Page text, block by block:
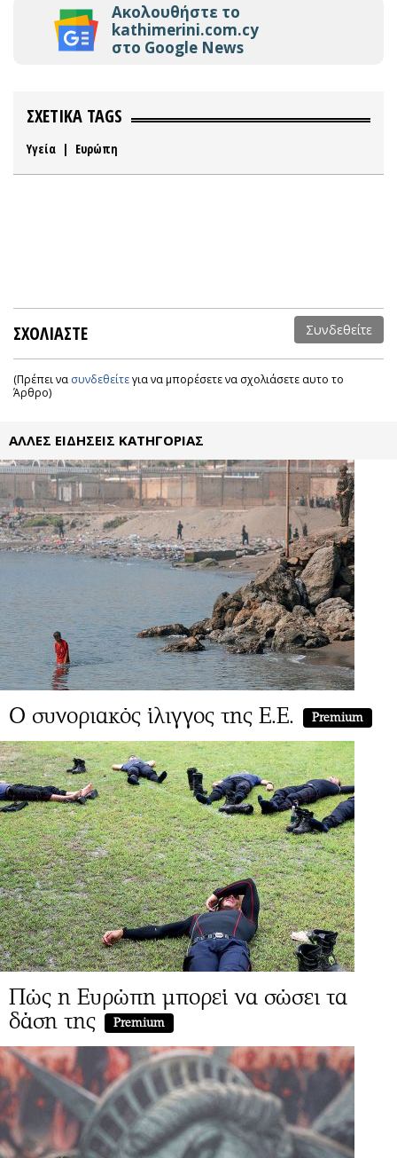
Ακολουθήστε το
kathimerini.com.cy
στο Google News
ΣΧΕΤΙΚΑ TAGS
Υγεία | Ευρώπη
ΣΧΟΛΙΑΣΤΕ Συνδεθείτε
(Πρέπει να συνδεθείτεγια να μπορέσετε να σχολιάσετε αυτο το
Άρθρο)
ΑΛΛΕΣ ΕΙΔΗΣΕΙΣ ΚΑΤΗΓΟΡΙΑΣ
Ο συνοριακός ίλιγγος της Ε.Ε. Premium
Πώς η Ευρώπη μπορεί να σώσει τα
δάση της
Premium